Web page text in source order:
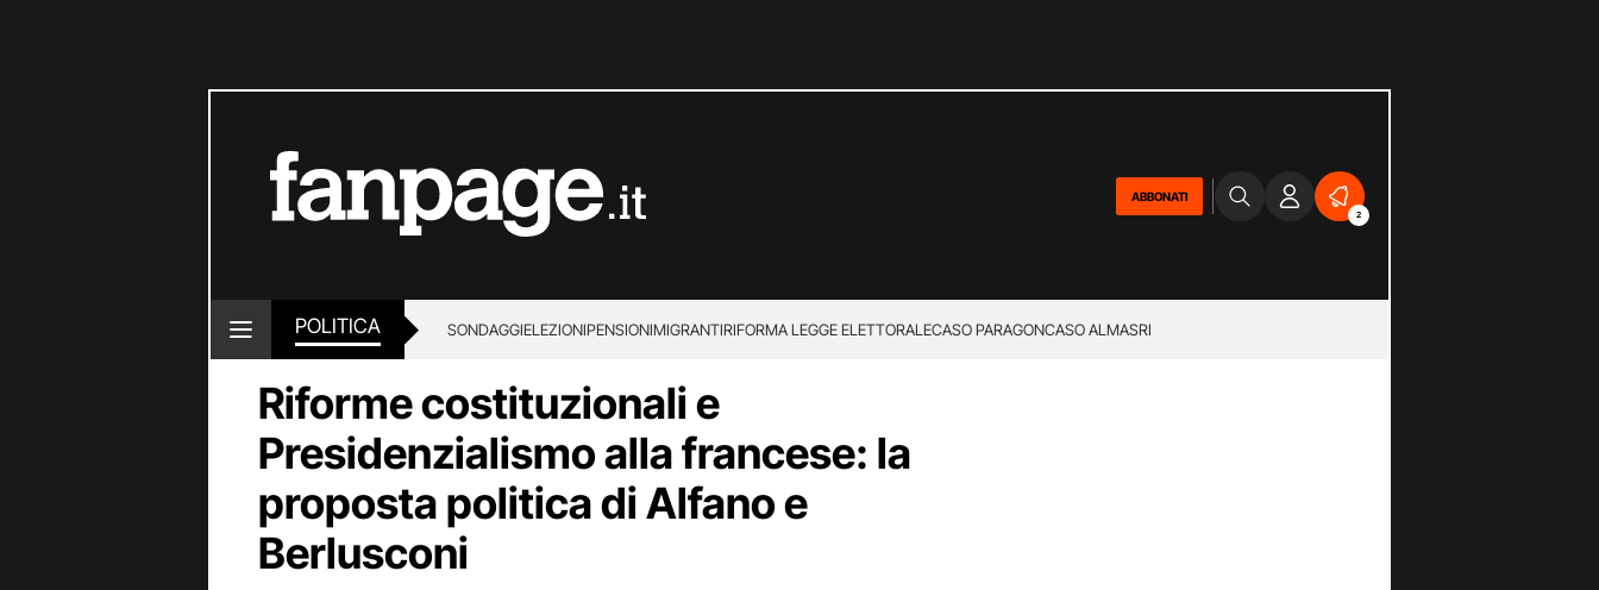
ABBONATI
2
POLITICA SONDAGGIELEZIONIPENSIONIMIGRANTIRIFORMA LEGGE ELETTORALECASO PARAGONCASO ALMASRI
Riforme costituzionali e
Presidenzialismo alla francese: la
proposta politica di Alfano e
Berlusconi